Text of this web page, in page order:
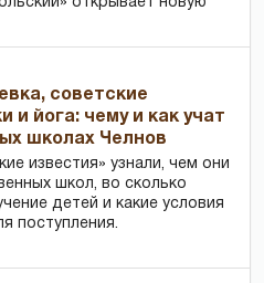
советские
и йога: чему и как учат
школах Челнов
известия» узнали, чем они
школ, во сколько
детей и какие условия
поступления.